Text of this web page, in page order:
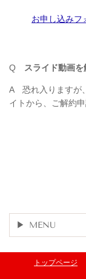
お申し込みフ
Q スライド動画を
A 恐れ入りますが
イトから、ご解約
MENU
トップページ